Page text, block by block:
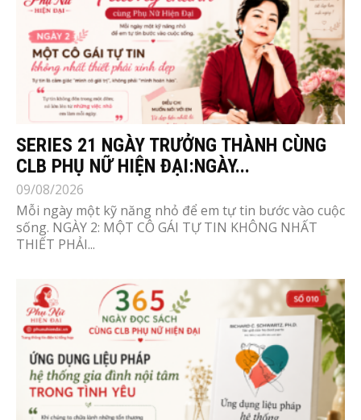
SERIES 21 NGÀY TRƯỞNG THÀNH CÙNG
CLB PHỤ NỮ HIỆN ĐẠI:NGÀY...
09/08/2026
Mỗi ngày một kỹ năng nhỏ để em tự tin bước vào cuộc
sống. NGÀY 2: MỘT CÔ GÁI TỰ TIN KHÔNG NHẤT
THIẾT PHẢI...